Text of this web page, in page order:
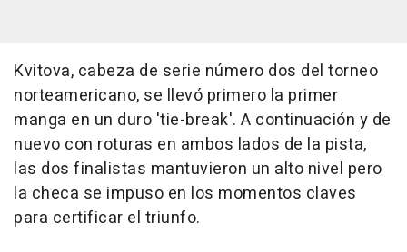
Kvitova, cabeza de serie número dos del torneo
norteamericano, se llevó primero la primer
manga en un duro 'tie-break'. A continuación y de
nuevo con roturas en ambos lados de la pista,
las dos finalistas mantuvieron un alto nivel pero
la checa se impuso en los momentos claves
para certificar el triunfo.